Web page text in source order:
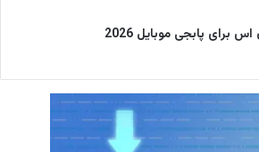
پابجی موبایل 2026